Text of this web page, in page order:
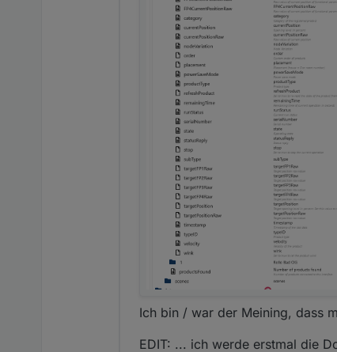
Ich bin / war der Meining, dass
EDIT: ... ich werde erstmal die